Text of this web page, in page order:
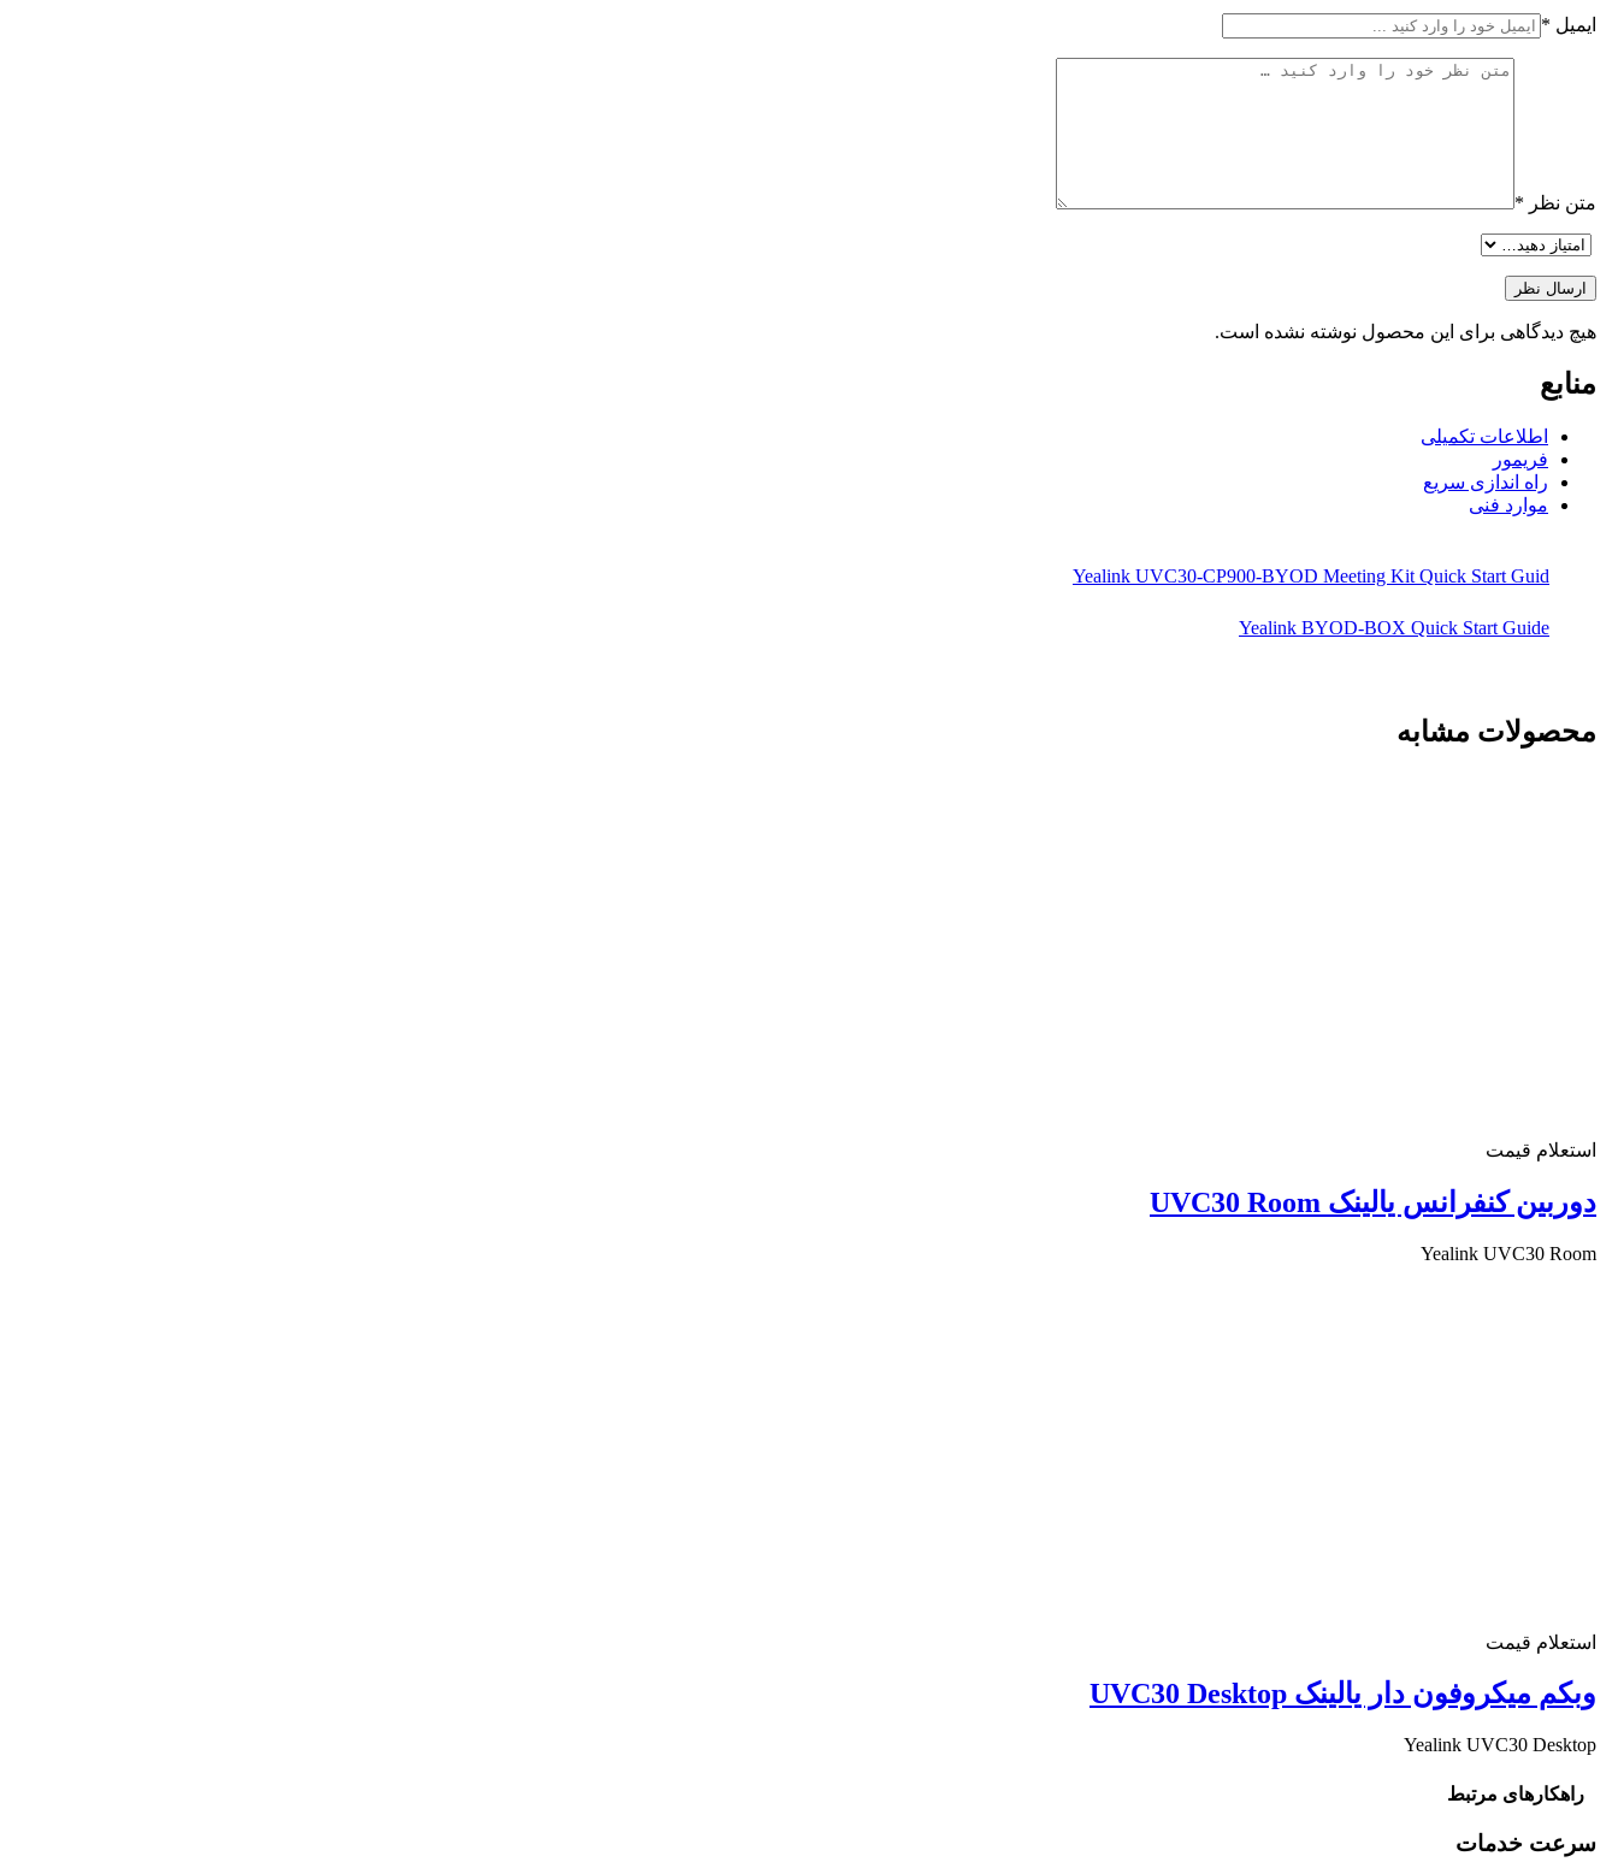
ایمیل *
متن نظر *
ارسال نظر
هیچ دیدگاهی برای این محصول نوشته نشده است.
منابع
اطلاعات تکمیلی
فریمور
راه اندازی سریع
موارد فنی
Yealink UVC30-CP900-BYOD Meeting Kit Quick Start Guid
Yealink BYOD-BOX Quick Start Guide
محصولات مشابه
استعلام قیمت
دوربین کنفرانس یالینک UVC30 Room
Yealink UVC30 Room
استعلام قیمت
وبکم میکروفون دار یالینک UVC30 Desktop
Yealink UVC30 Desktop
راهکارهای مرتبط
سرعت خدمات